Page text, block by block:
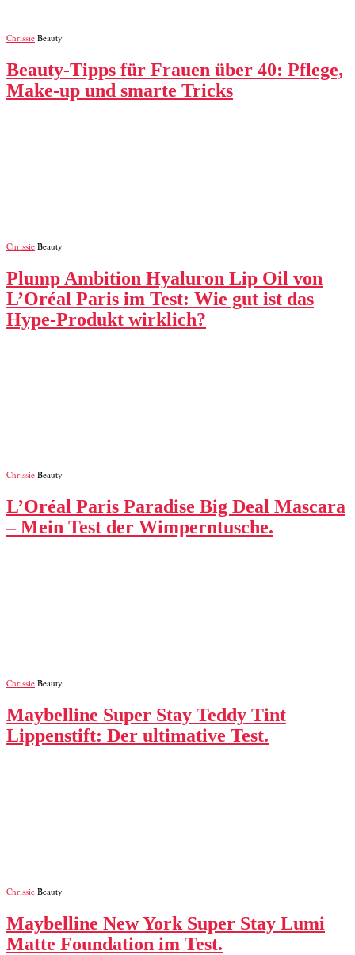
Chrissie Beauty
Beauty‑Tipps für Frauen über 40: Pflege,
Make‑up und smarte Tricks
Chrissie Beauty
Plump Ambition Hyaluron Lip Oil von
L’Oréal Paris im Test: Wie gut ist das
Hype-Produkt wirklich?
Chrissie Beauty
L’Oréal Paris Paradise Big Deal Mascara
– Mein Test der Wimperntusche.
Chrissie Beauty
Maybelline Super Stay Teddy Tint
Lippenstift: Der ultimative Test.
Chrissie Beauty
Maybelline New York Super Stay Lumi
Matte Foundation im Test.